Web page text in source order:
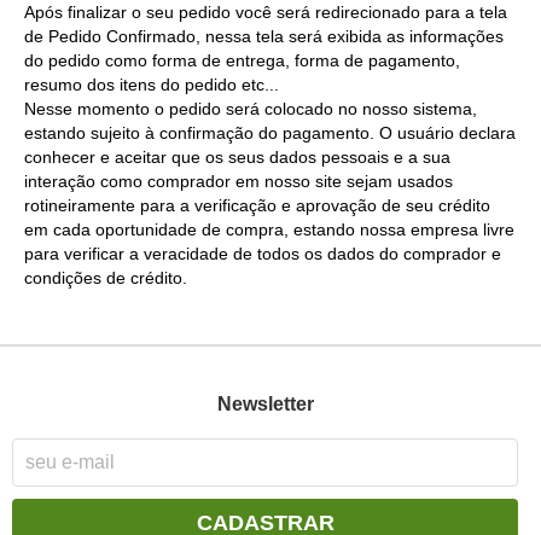
Após finalizar o seu pedido você será redirecionado para a tela
de Pedido Confirmado, nessa tela será exibida as informações
do pedido como forma de entrega, forma de pagamento,
resumo dos itens do pedido etc...
Nesse momento o pedido será colocado no nosso sistema,
estando sujeito à confirmação do pagamento. O usuário declara
conhecer e aceitar que os seus dados pessoais e a sua
interação como comprador em nosso site sejam usados
rotineiramente para a verificação e aprovação de seu crédito
em cada oportunidade de compra, estando nossa empresa livre
para verificar a veracidade de todos os dados do comprador e
condições de crédito.
Newsletter
CADASTRAR